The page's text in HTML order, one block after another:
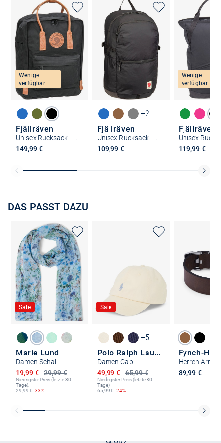
Wenige
verfügbar
Fjällräven
149,99 €
+2
Fjällräven
109,99 €
Wenige
verfügbar
Fjällräven
119,99 €
DAS PASST DAZU
Sale
Marie Lund
Damen Schal
29,99 €
Ermäßigter Preis
19,99 €
Niedrigster Preis (letzte 30
Tage):
29,99€ -33%
Sale
+5
Polo Ralph Lauren
Damen Cap
65,99 €
Ermäßigter Preis
49,99 €
Niedrigster Preis (letzte 30
Tage):
65,99€ -24%
Fynch-
89,99 €